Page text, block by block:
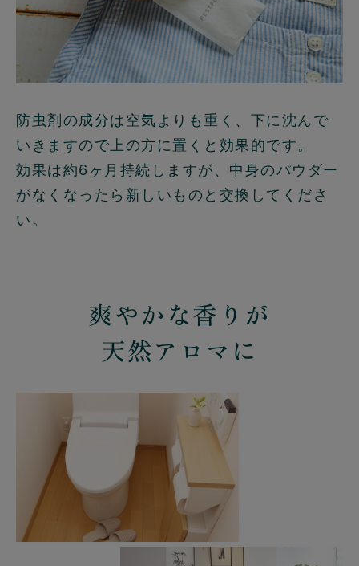
防虫剤の成分は空気よりも重く、下に沈んで
いきますので上の方に置くと効果的です。
効果は約6ヶ月持続しますが、中身のパウダー
がなくなったら新しいものと交換してくださ
い。
爽やかな香りが
天然アロマに